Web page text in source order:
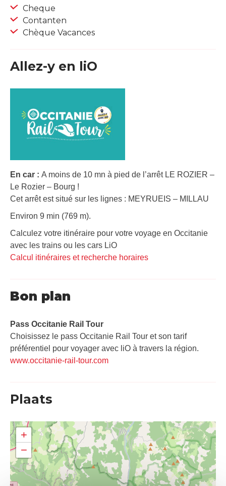
Cheque
Contanten
Chèque Vacances
Allez-y en liO
En car : A moins de 10 mn à pied de l’arrêt LE ROZIER –
Le Rozier – Bourg !
Cet arrêt est situé sur les lignes : MEYRUEIS – MILLAU
Environ 9 min (769 m).
Calculez votre itinéraire pour votre voyage en Occitanie
avec les trains ou les cars LiO
Calcul itinéraires et recherche horaires
Bon plan
Pass Occitanie Rail Tour​
Choisissez le pass Occitanie Rail Tour et son tarif
préférentiel pour voyager avec liO à travers la région.
www.occitanie-rail-tour.com
Plaats
+
−